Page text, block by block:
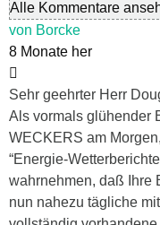
Alle Kommentare
von Borcke
8 Monate her
Sehr geehrter Herr
Als vormals glühender
WECKERS am
“Energie-
wahrnehmen, daß Ihre
nun nahezu tägliche